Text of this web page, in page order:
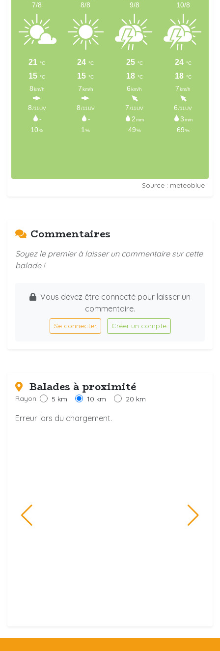
Source : meteoblue
Commentaires
Soyez le premier à laisser un commentaire sur cette
balade !
Vous devez être connecté pour laisser un
commentaire.
Se connecter Créer un compte
Balades à proximité
Rayon : 5 km 10 km 20 km
Erreur lors du chargement.